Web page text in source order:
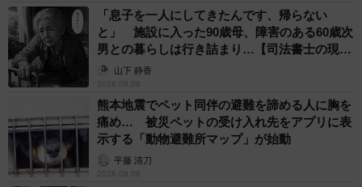
漁港でもマック ※でんかさん提供
――マクドナルドのフードのなかで、特にお酒に合わせた
いと思うものは？
「息子を一人にしてきたんです、帰らない
と」 施設に入った90歳母、障害のある60歳次
男との暮らしは行き詰まり…【司法書士の現場
から】山下 静香
2026.08.08
熊本地震でペット同伴の避難を諦める人に胸を
痛め… 被災ペットの受け入れ先をアプリに表
示する「動物避難所マップ」が始動
平藤 清刀
2026.08.08